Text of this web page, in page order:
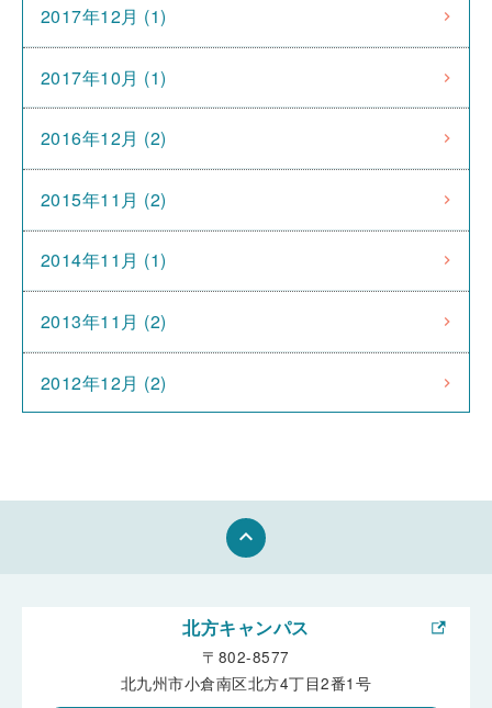
2017年12月 (1)
2017年10月 (1)
2016年12月 (2)
2015年11月 (2)
2014年11月 (1)
2013年11月 (2)
2012年12月 (2)
keyboard_arrow_up
北方キャンパス
〒802-8577
北九州市小倉南区北方4丁目2番1号